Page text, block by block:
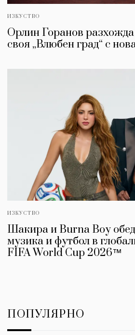
ИЗКУСТВО
Орлин Горанов
своя „Влюбен град“ с
ИЗКУСТВО
Шакира и Burna Boy
музика и футбол в
FIFA World Cup 2026™
ПОПУЛЯРНО